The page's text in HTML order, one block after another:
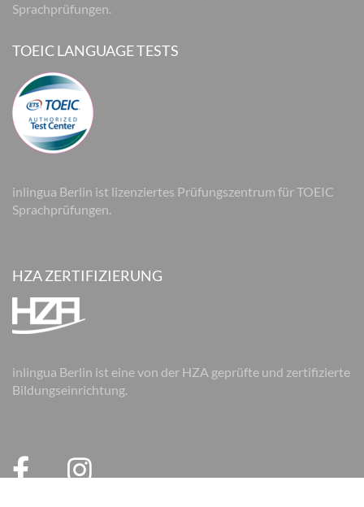
Sprachprüfungen.
TOEIC LANGUAGE TESTS
inlingua Berlin ist lizenziertes Prüfungszentrum für TOEIC
Sprachprüfungen.
HZA ZERTIFIZIERUNG
inlingua Berlin ist eine von der HZA geprüfte und zertifizierte
Bildungseinrichtung.